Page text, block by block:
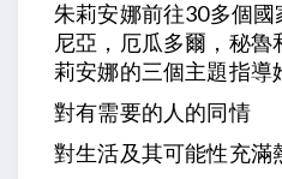
朱莉安娜前往30多個
尼亞，厄瓜多爾，秘魯
莉安娜的三個主題指導
對有需要的人的同情
對生活及其可能性充滿